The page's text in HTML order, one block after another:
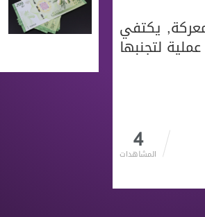
يكتفي
لتجنبها
4
المشاهدات